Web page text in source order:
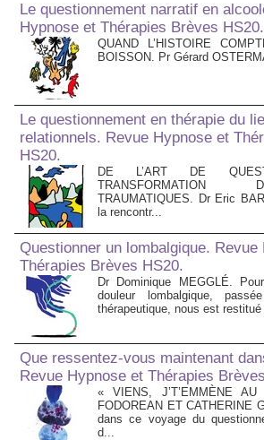
Le questionnement narratif en
Hypnose et Thérapies Brèves HS20.
QUAND L’HISTOIRE
BOISSON. Pr Gérard
Le questionnement en thérapie du
relationnels. Revue Hypnose et
HS20.
DE L’ART DE
TRAUMATIQUES. Dr Eric
la rencontr...
Questionner un lombalgique. Revue
Thérapies Brèves HS20.
Dr Dominique MEGGLÉ.
douleur lombalgique,
thérapeutique, nous est
Que ressentez-vous maintenant
Revue Hypnose et Thérapies
« VIENS, J’T’EMMÈNE
FODOREAN ET CATHERINE
dans ce voyage du
d...